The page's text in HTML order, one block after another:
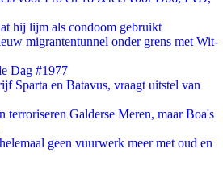
hij lijm als condoom gebruikt
migrantentunnel onder grens met Wit-
Dag #1977
Sparta en Batavus, vraagt uitstel van
terroriseren Galderse Meren, maar Boa's
geen vuurwerk meer met oud en